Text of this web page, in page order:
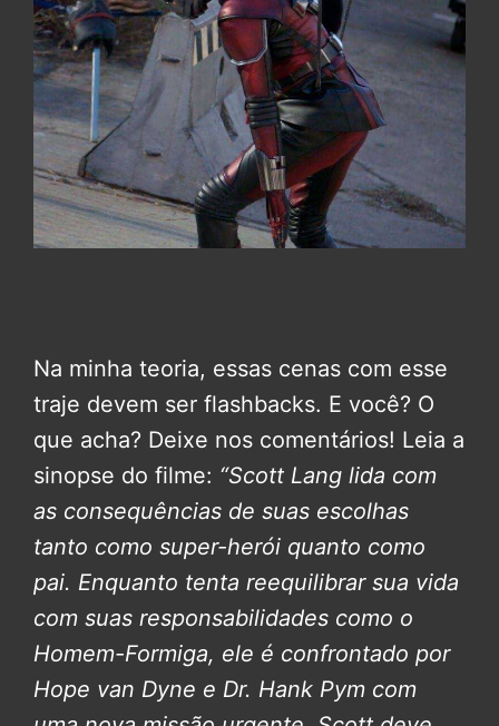
Na minha teoria, essas cenas com esse
traje devem ser flashbacks. E você? O
que acha? Deixe nos comentários! Leia a
sinopse do filme: “Scott Lang lida com
as consequências de suas escolhas
tanto como super-herói quanto como
pai. Enquanto tenta reequilibrar sua vida
com suas responsabilidades como o
Homem-Formiga, ele é confrontado por
Hope van Dyne e Dr. Hank Pym com